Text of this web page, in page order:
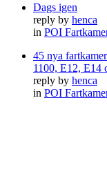
Dags igen
reply by henca
in POI
45 nya
1100, E12, E14
reply by henca
in POI